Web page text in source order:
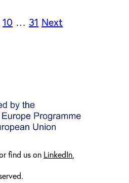
10 … 31 Next
find us on LinkedIn